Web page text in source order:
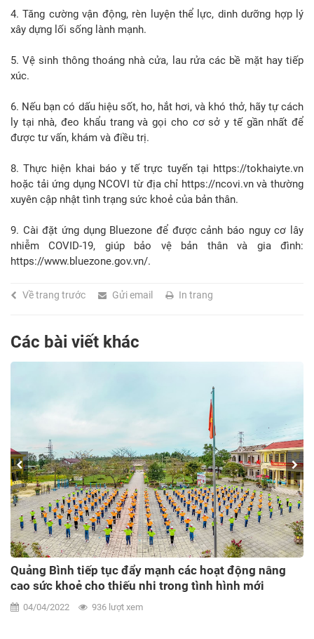
4. Tăng cường vận động, rèn luyện thể lực, dinh dưỡng hợp lý
xây dựng lối sống lành mạnh.
5. Vệ sinh thông thoáng nhà cửa, lau rửa các bề mặt hay tiếp
xúc.
6. Nếu bạn có dấu hiệu sốt, ho, hắt hơi, và khó thở, hãy tự cách
ly tại nhà, đeo khẩu trang và gọi cho cơ sở y tế gần nhất để
được tư vấn, khám và điều trị.
8. Thực hiện khai báo y tế trực tuyến tại https://tokhaiyte.vn
hoặc tải ứng dụng NCOVI từ địa chỉ https://ncovi.vn và thường
xuyên cập nhật tình trạng sức khoẻ của bản thân.
9. Cài đặt ứng dụng Bluezone để được cảnh báo nguy cơ lây
nhiễm COVID-19, giúp bảo vệ bản thân và gia đình:
https://www.bluezone.gov.vn/.
Về trang trước Gửi email In trang
Các bài viết khác
Quảng Bình tiếp tục đẩy mạnh các hoạt động nâng
cao sức khoẻ cho thiếu nhi trong tình hình mới
04/04/2022 936 lượt xem